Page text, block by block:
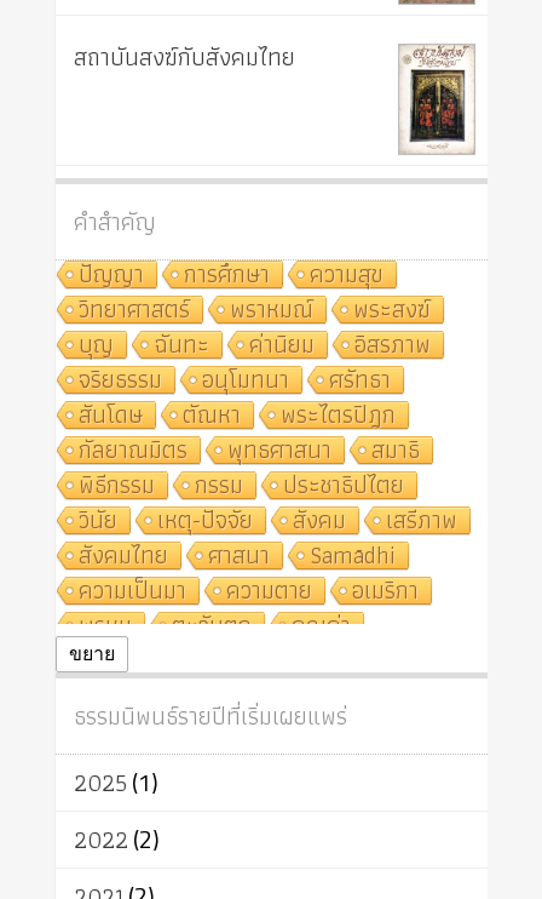
สถาบันสงฆ์กับสังคมไทย
คำสำคัญ
ปัญญา
การศึกษา
ความสุข
วิทยาศาสตร์
พราหมณ์
พระสงฆ์
บุญ
ฉันทะ ค่านิยม
อิสรภาพ
จริยธรรม
อนุโมทนา
ศรัทธา
สันโดษ
ตัณหา
พระไตรปิฎก
กัลยาณมิตร
พุทธศาสนา
สมาธิ
พิธีกรรม
กรรม
ประชาธิปไตย
วินัย
เหตุ-ปัจจัย สังคม
เสรีภาพ
สังคมไทย
ศาสนา
Samādhi
ความเป็นมา
ความตาย
อเมริกา
พรหม
ตะวันตก
คุณค่า
ปฏิจจสมุปบาท
ศาสนาประจำชาติ
อินเดีย
ผู้บริโภค
ธรรมาธิปไตย
จักร
การแยกรัฐกับศาสนา
ธรรมชาติ
เทคโนโลยี
สิทธิ
พุทธบริษัท
ขยาย
ธรรมนิพนธ์รายปีที่เริ่มเผยแพร่
2025(1)
2022(2)